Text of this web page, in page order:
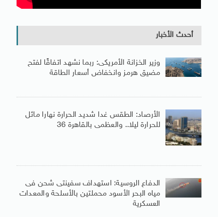
أحدث الأخبار
وزير الخزانة الأمريكى: ربما نشهد اتفاقًا لفتح
مضيق هرمز وانخفاض أسعار الطاقة
الأرصاد: الطقس غدا شديد الحرارة نهارا مائل
للحرارة ليلا.. والعظمى بالقاهرة 36
الدفاع الروسية: استهداف سفينتى شحن فى
مياه البحر الأسود محملتين بالأسلحة والمعدات
العسكرية